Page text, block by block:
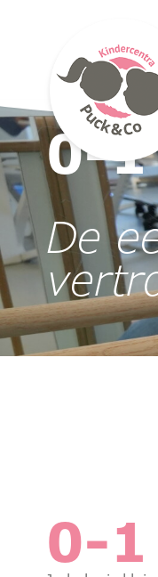
Dagopvang
De
0-
0-